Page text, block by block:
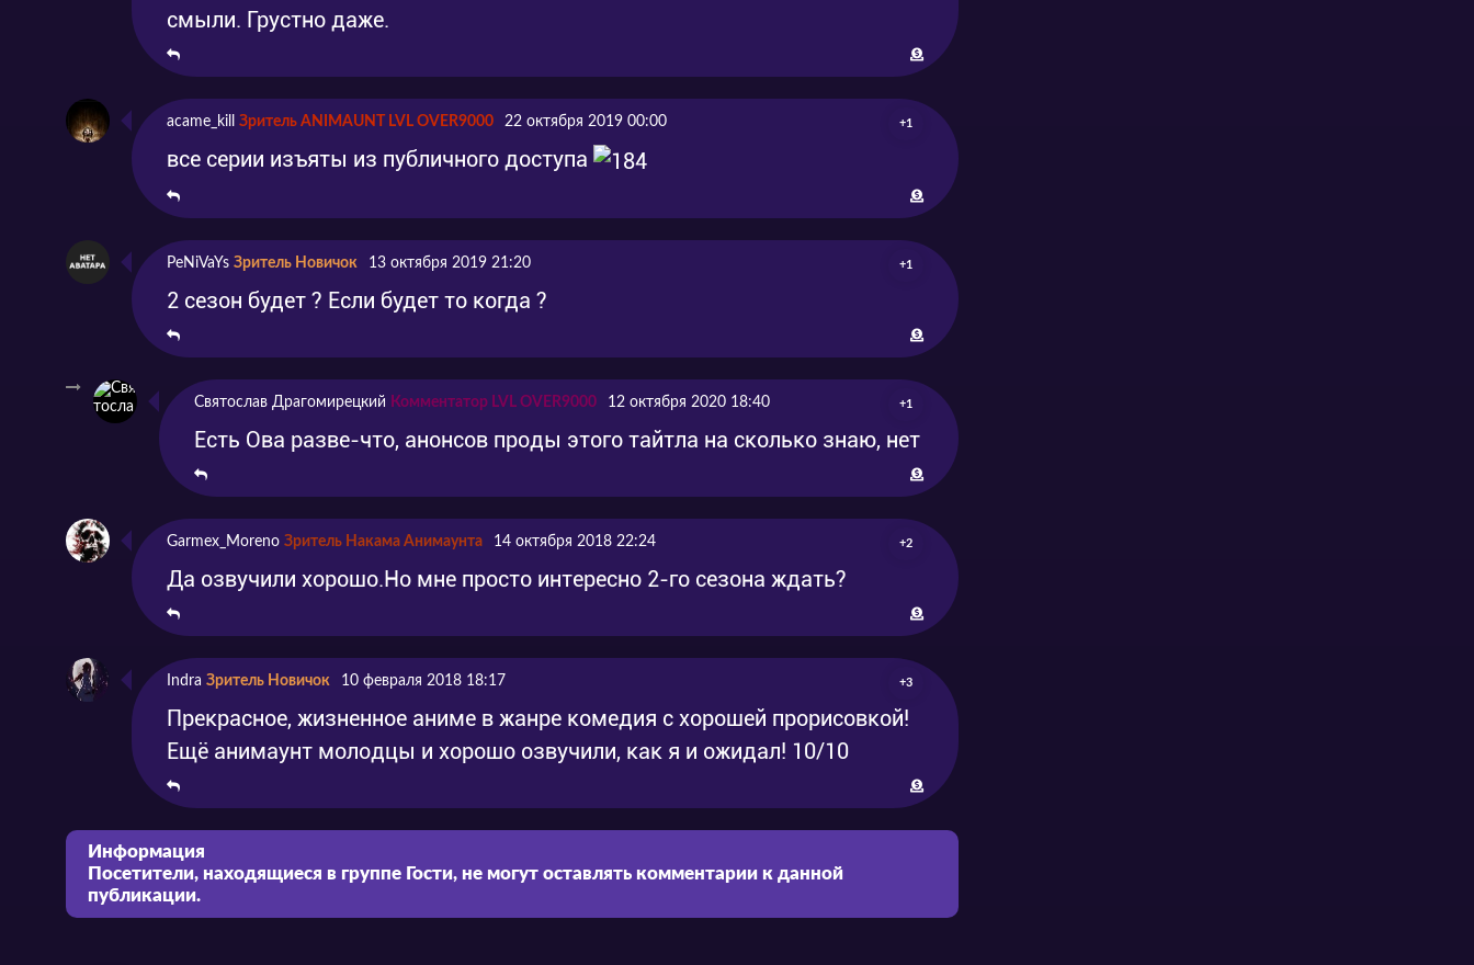
смыли. Грустно даже.
acame_kill Зритель ANIMAUNT LVL OVER9000 22 октября 2019 00:00 +1
все серии изъяты из публичного доступа
PeNiVaYs Зритель Новичок 13 октября 2019 21:20 +1
2 сезон будет ? Если будет то когда ?
Святослав Драгомирецкий Комментатор LVL OVER9000 12 октября 2020 18:40 +1
Есть Ова разве-что, анонсов проды этого тайтла на сколько знаю, нет
Garmex_Moreno Зритель Накама Анимаунта 14 октября 2018 22:24 +2
Да озвучили хорошо.Но мне просто интересно 2-го сезона ждать?
Indra Зритель Новичок 10 февраля 2018 18:17 +3
Прекрасное, жизненное аниме в жанре комедия с хорошей прорисовкой!
Ещё анимаунт молодцы и хорошо озвучили, как я и ожидал! 10/10
Информация
Посетители, находящиеся в группе Гости, не могут оставлять комментарии к данной
публикации.